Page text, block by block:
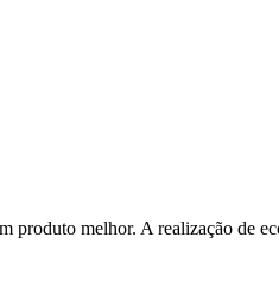
melhor. A realização de